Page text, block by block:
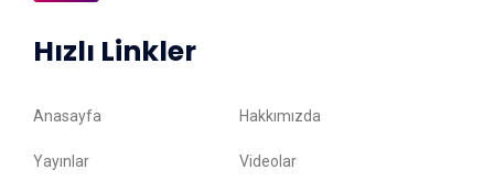
Hızlı Linkler
Anasayfa Hakkımızda
Yayınlar Videolar